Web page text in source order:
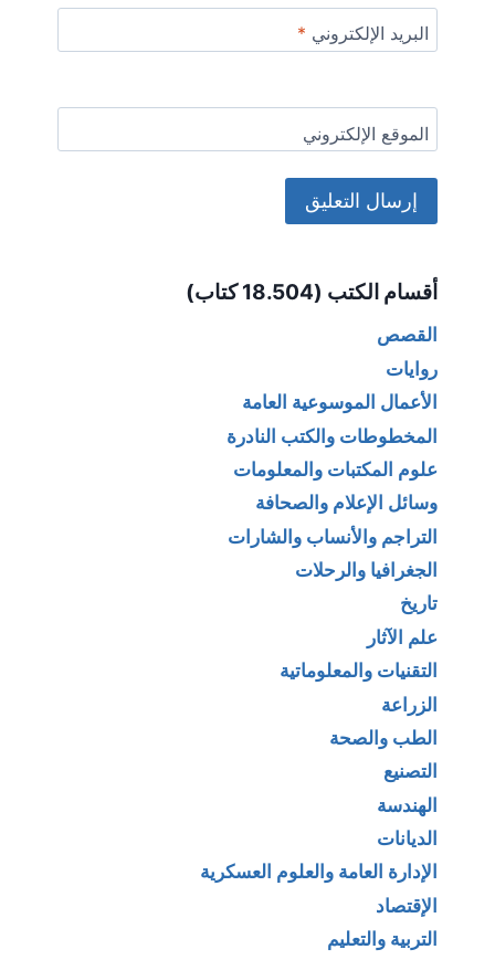
البريد الإلكتروني *
الموقع الإلكتروني
أقسام الكتب (18.504 كتاب)
القصص
روايات
الأعمال الموسوعية العامة
المخطوطات والكتب النادرة
علوم المكتبات والمعلومات
وسائل الإعلام والصحافة
التراجم والأنساب والشارات
الجغرافيا والرحلات
تاريخ
علم الآثار
التقنيات والمعلوماتية
الزراعة
الطب والصحة
التصنيع
الهندسة
الديانات
الإدارة العامة والعلوم العسكرية
الإقتصاد
التربية والتعليم